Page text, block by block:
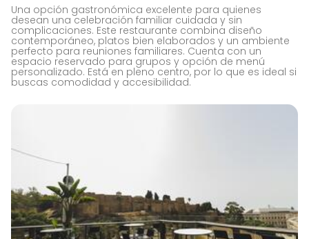
Una opción gastronómica excelente para quienes
desean una celebración familiar cuidada y sin
complicaciones. Este restaurante combina diseño
contemporáneo, platos bien elaborados y un ambiente
perfecto para reuniones familiares. Cuenta con un
espacio reservado para grupos y opción de menú
personalizado. Está en pleno centro, por lo que es ideal si
buscas comodidad y accesibilidad.